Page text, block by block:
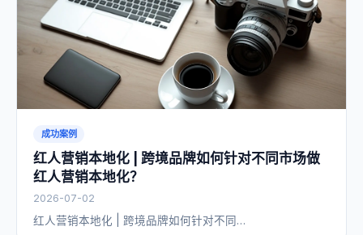
成功案例
红人营销本地化 | 跨境品牌如何针对不同市场做
红人营销本地化？
2026-07-02
红人营销本地化 | 跨境品牌如何针对不同…